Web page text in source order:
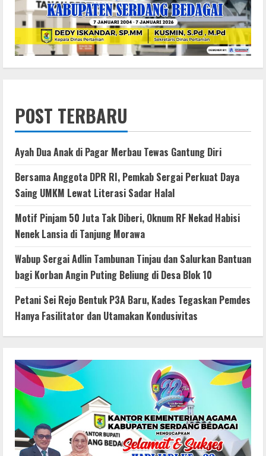
POST TERBARU
Ayah Dua Anak di Pagar Merbau Tewas Gantung Diri
Bersama Anggota DPR RI, Pemkab Sergai Perkuat Daya
Saing UMKM Lewat Literasi Sadar Halal
Motif Pinjam 50 Juta Tak Diberi, Oknum RF Nekad Habisi
Nenek Lansia di Tanjung Morawa
Wabup Sergai Adlin Tambunan Tinjau dan Salurkan Bantuan
bagi Korban Angin Puting Beliung di Desa Blok 10
Petani Sei Rejo Bentuk P3A Baru, Kades Tegaskan Pemdes
Hanya Fasilitator dan Utamakan Kondusivitas